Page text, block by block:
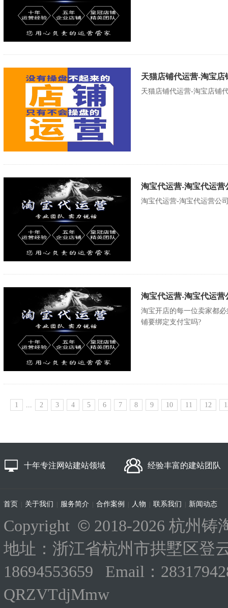
天猫店铺代运营-淘宝店
天猫店铺代运营-淘宝店铺
淘宝代运营-淘宝代运
淘宝代运营-淘宝代运营公
淘宝代运营-淘宝代运
淘宝开店的每一位卖家都
铺要绑定支付宝吗?
1 ... 2 3 4 5 6 7 8 9 10 11 12
十年专注网站建站领域 经验丰富的建站团队
首页 关于我们 服务简介 合作案例 人物 联系我们 新闻动态
Copyright © 2018-2026 杭州铸
地址：浙江省杭州市拱墅区登
18694553659 Email：
QRZVTdjMmw